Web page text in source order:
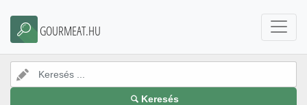
GOURMEAT.HU
Keresés